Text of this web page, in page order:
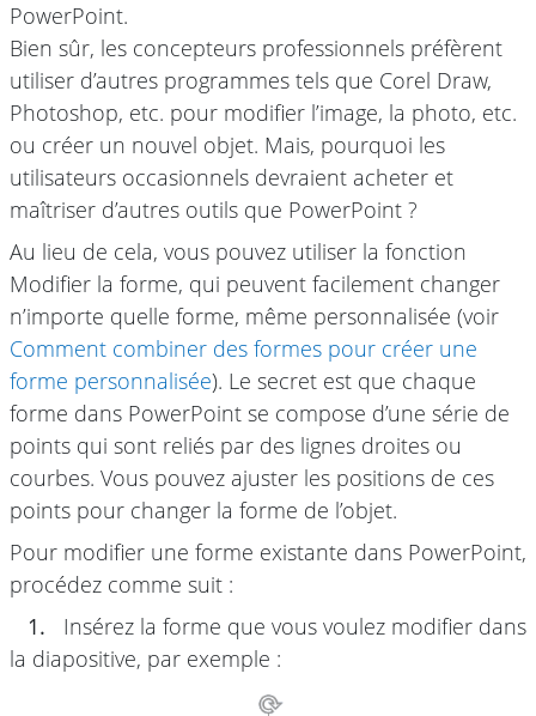
PowerPoint.
Bien sûr, les concepteurs professionnels préfèrent
utiliser d’autres programmes tels que Corel Draw,
Photoshop, etc. pour modifier l’image, la photo, etc.
ou créer un nouvel objet. Mais, pourquoi les
utilisateurs occasionnels devraient acheter et
maîtriser d’autres outils que PowerPoint ?
Au lieu de cela, vous pouvez utiliser la fonction
Modifier la forme, qui peuvent facilement changer
n’importe quelle forme, même personnalisée (voir
Comment combiner des formes pour créer une
forme personnalisée). Le secret est que chaque
forme dans PowerPoint se compose d’une série de
points qui sont reliés par des lignes droites ou
courbes. Vous pouvez ajuster les positions de ces
points pour changer la forme de l’objet.
Pour modifier une forme existante dans PowerPoint,
procédez comme suit :
1.
Insérez la forme que vous voulez modifier dans
la diapositive, par exemple :